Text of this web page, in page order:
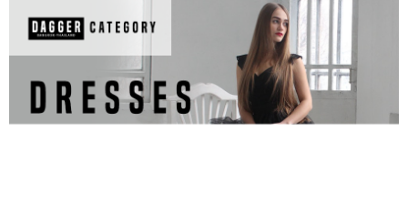
หน้าหลัก
สินค้า
แบรนด์